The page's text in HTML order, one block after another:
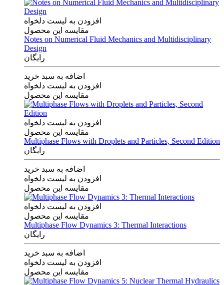
افزودن به لیست دلخواه
مقایسه این محصول
Notes on Numerical Fluid Mechanics and Multidisciplinary
Design
رایگان
اضافه به سبد خرید
افزودن به لیست دلخواه
مقایسه این محصول
افزودن به لیست دلخواه
مقایسه این محصول
Multiphase Flows with Droplets and Particles, Second Edition
رایگان
اضافه به سبد خرید
افزودن به لیست دلخواه
مقایسه این محصول
افزودن به لیست دلخواه
مقایسه این محصول
Multiphase Flow Dynamics 3: Thermal Interactions
رایگان
اضافه به سبد خرید
افزودن به لیست دلخواه
مقایسه این محصول